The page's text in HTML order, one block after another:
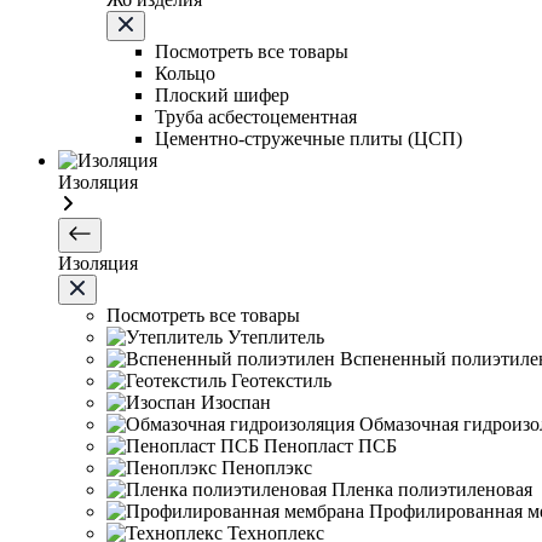
Посмотреть все товары
Кольцо
Плоский шифер
Труба асбестоцементная
Цементно-стружечные плиты (ЦСП)
Изоляция
Изоляция
Посмотреть все товары
Утеплитель
Вспененный
Геотекстиль
Изоспан
Обмазочная
Пенопласт ПСБ
Пеноплэкс
Пленка полиэтиленовая
Профилированная
Техноплекс